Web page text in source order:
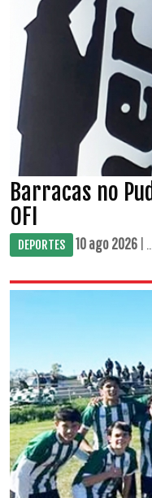
Barracas no
OFI
DEPORTES 10 ago 2026 | ...